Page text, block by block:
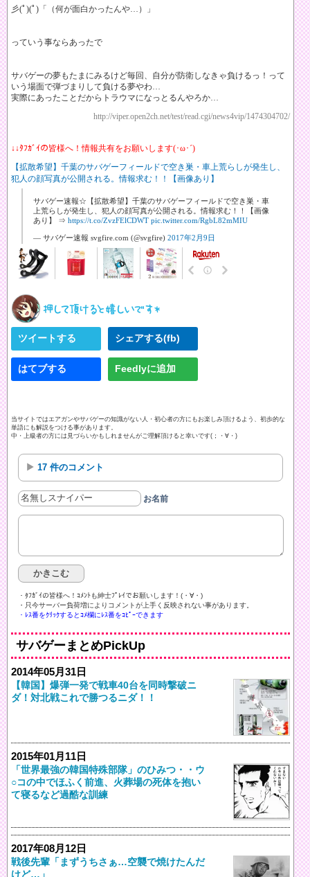
彡(ﾟ)(ﾟ)「（何が面白かったんや…）」
っていう事ならあったで
サバゲーの夢もたまにみるけど毎回、自分が防衛しなきゃ負けるっ！って
いう場面で弾づまりして負ける夢やわ…
実際にあったことだからトラウマになっとるんやろか…
http://viper.open2ch.net/test/read.cgi/news4vip/1474304702/
↓↓ﾀﾌｶﾞｲの皆様へ！情報共有をお願いします(･ω･´)
【拡散希望】千葉のサバゲーフィールドで空き巣・車上荒らしが発生し、
犯人の顔写真が公開される。情報求む！！【画像あり】
サバゲー速報☆【拡散希望】千葉のサバゲーフィールドで空き巣・車
上荒らしが発生し、犯人の顔写真が公開される。情報求む！！【画像
あり】 ⇒ https://t.co/ZvzFElCDWT pic.twitter.com/RgbL82mMIU
— サバゲー速報 svgfire.com (@svgfire) 2017年2月9日
ツイートする シェアする(fb)
はてブする Feedlyに追加
当サイトではエアガンやサバゲーの知識がない人・初心者の方にもお楽しみ頂けるよう、初歩的な
単語にも解説をつける事があります。
中・上級者の方には見づらいかもしれませんがご理解頂けると幸いです(；・∀・)
17 件のコメント
お名前
・ﾀﾌｶﾞｲの皆様へ！ｺﾒﾝﾄも紳士ﾌﾟﾚｲでお願いします！(・∀・)ゞ
・只今サーバー負荷増によりコメントが上手く反映されない事があります。
・ﾚｽ番をｸﾘｯｸするとｺﾒ欄にﾚｽ番をｺﾋﾟｰできます
サバゲーまとめPickUp
2014年05月31日
【韓国】爆弾一発で戦車40台を同時撃破ニ
ダ！対北戦これで勝つるニダ！！
2015年01月11日
「世界最強の韓国特殊部隊」のひみつ・・ウ
○コの中でほふく前進、火葬場の死体を抱い
て寝るなど過酷な訓練
2017年08月12日
戦後先輩「まずうちさぁ…空襲で焼けたんだ
けど…」